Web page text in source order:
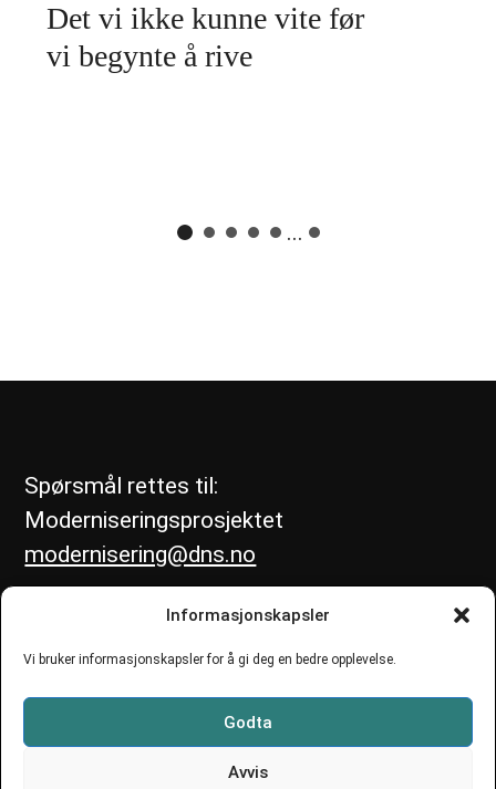
Informasjonskapsler
Vi bruker informasjonskapsler for å gi deg en bedre opplevelse.
Godta
Avvis
Det vi ikke kunne vite før
vi begynte å rive
...
Spørsmål rettes til:
Moderniseringsprosjektet
modernisering@dns.no